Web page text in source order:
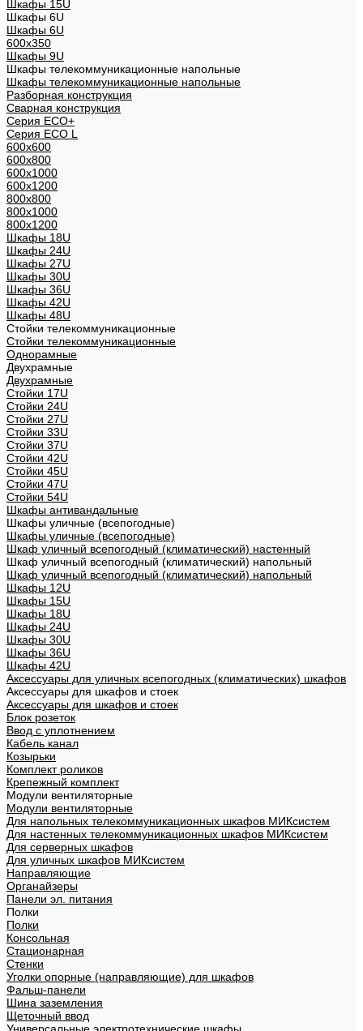
Шкафы 15U
Шкафы 6U
Шкафы 6U
600x350
Шкафы 9U
Шкафы телекоммуникационные напольные
Шкафы телекоммуникационные напольные
Разборная конструкция
Сварная конструкция
Серия ECO+
Серия ECO L
600x600
600x800
600х1000
600х1200
800x800
800х1000
800х1200
Шкафы 18U
Шкафы 24U
Шкафы 27U
Шкафы 30U
Шкафы 36U
Шкафы 42U
Шкафы 48U
Стойки телекоммуникационные
Стойки телекоммуникационные
Однорамные
Двухрамные
Двухрамные
Стойки 17U
Стойки 24U
Стойки 27U
Стойки 33U
Стойки 37U
Стойки 42U
Стойки 45U
Стойки 47U
Стойки 54U
Шкафы антивандальные
Шкафы уличные (всепогодные)
Шкафы уличные (всепогодные)
Шкаф уличный всепогодный (климатический) настенный
Шкаф уличный всепогодный (климатический) напольный
Шкаф уличный всепогодный (климатический) напольный
Шкафы 12U
Шкафы 15U
Шкафы 18U
Шкафы 24U
Шкафы 30U
Шкафы 36U
Шкафы 42U
Аксессуары для уличных всепогодных (климатических) шкафов
Аксессуары для шкафов и стоек
Аксессуары для шкафов и стоек
Блок розеток
Ввод с уплотнением
Кабель канал
Козырьки
Комплект роликов
Крепежный комплект
Модули вентиляторные
Модули вентиляторные
Для напольных телекоммуникационных шкафов МИКсистем
Для настенных телекоммуникационных шкафов МИКсистем
Для серверных шкафов
Для уличных шкафов МИКсистем
Направляющие
Органайзеры
Панели эл. питания
Полки
Полки
Консольная
Стационарная
Стенки
Уголки опорные (направляющие) для шкафов
Фальш-панели
Шина заземления
Щеточный ввод